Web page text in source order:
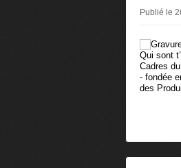
Publié le
Qui sont
Cadres
- fondée
des